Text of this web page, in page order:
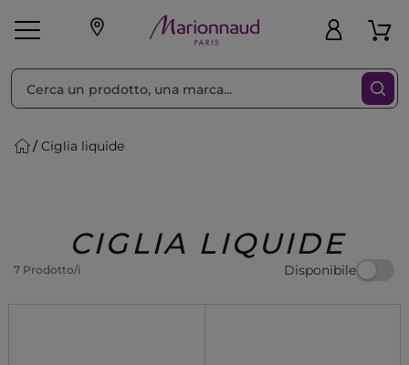
Make-up
Regalo
Ciglia liquide
CIGLIA LIQUIDE
7 Prodotto/i Disponibile
Ordina per Filtra